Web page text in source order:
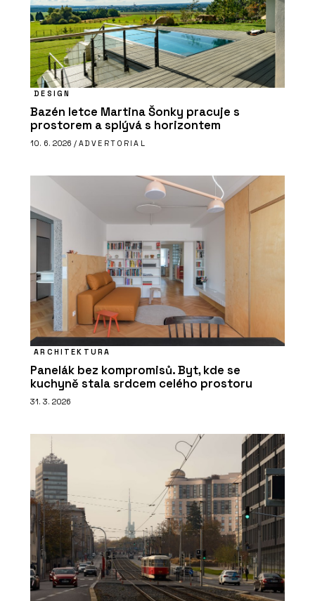
DESIGN
Bazén letce Martina Šonky pracuje s
prostorem a splývá s horizontem
10. 6. 2026 / ADVERTORIAL
ARCHITEKTURA
Panelák bez kompromisů. Byt, kde se
kuchyně stala srdcem celého prostoru
31. 3. 2026